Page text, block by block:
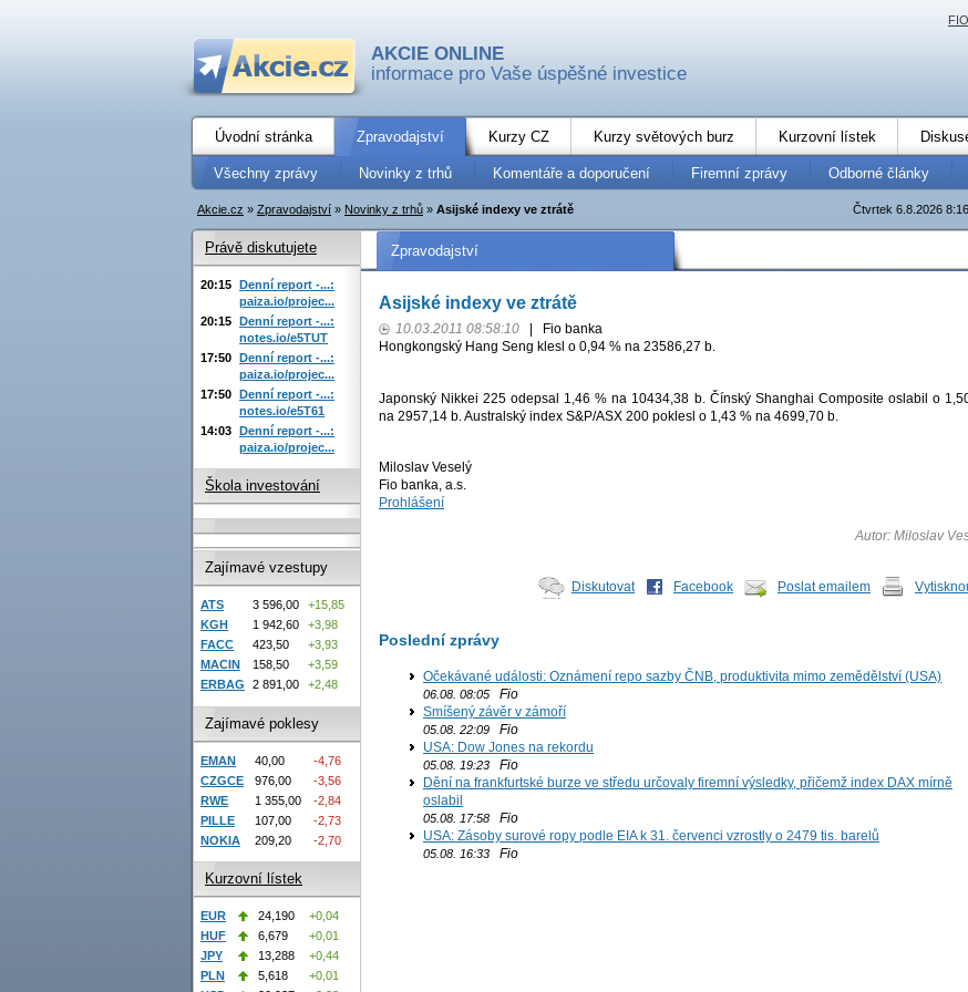
AKCIE ONLINE
informace pro Vaše úspěšné investice
Úvodní stránka Zpravodajství Kurzy CZ Kurzy světových burz Kurzovní lístek
Všechny zprávy Novinky z trhů Komentáře a doporučení Firemní zprávy Odborné články
Čtvrtek 6.8.2026 8:16
Akcie.cz » Zpravodajství » Novinky z trhů » Asijské indexy ve ztrátě
Zpravodajství
Asijské indexy ve ztrátě
10.03.2011 08:58:10
Fio banka
Hongkongský Hang Seng klesl o 0,94 % na 23586,27 b.
Japonský Nikkei 225 odepsal 1,46 % na 10434,38 b. Čínský Shanghai Composite oslabil o
na 2957,14 b. Australský index S&P/ASX 200 poklesl o 1,43 % na 4699,70 b.
Miloslav Veselý
Fio banka, a.s.
Prohlášení
Autor: Miloslav
Diskutovat Facebook Poslat emailem
Poslední zprávy
Očekávané události: Oznámení repo sazby ČNB, produktivita mimo zemědělství (USA)
06.08. 08:05 Fio
Smíšený závěr v zámoří
05.08. 22:09 Fio
USA: Dow Jones na rekordu
05.08. 19:23 Fio
Dění na frankfurtské burze ve středu určovaly firemní výsledky, přičemž index DAX mírně
oslabil
05.08. 17:58 Fio
USA: Zásoby surové ropy podle EIA k 31. červenci vzrostly o 2479 tis. barelů
05.08. 16:33 Fio
Právě diskutujete
20:15 Denní report -...:
paiza.io/projec...
20:15 Denní report -...:
notes.io/e5TUT
17:50 Denní report -...:
paiza.io/projec...
17:50 Denní report -...:
notes.io/e5T61
14:03 Denní report -...:
paiza.io/projec...
Škola investování
Zajímavé vzestupy
ATS 3 596,00
+15,85
KGH
1 942,60
+3,98
FACC
423,50
+3,93
MACIN
158,50
+3,59
ERBAG
2 891,00 +2,48
Zajímavé poklesy
EMAN 40,00
-4,76
CZGCE
976,00
-3,56
RWE
1 355,00
-2,84
PILLE
107,00
-2,73
NOKIA
209,20 -2,70
Kurzovní lístek
EUR 24,190
+0,04
HUF
6,679
+0,01
JPY
13,288
+0,44
PLN
5,618
+0,01